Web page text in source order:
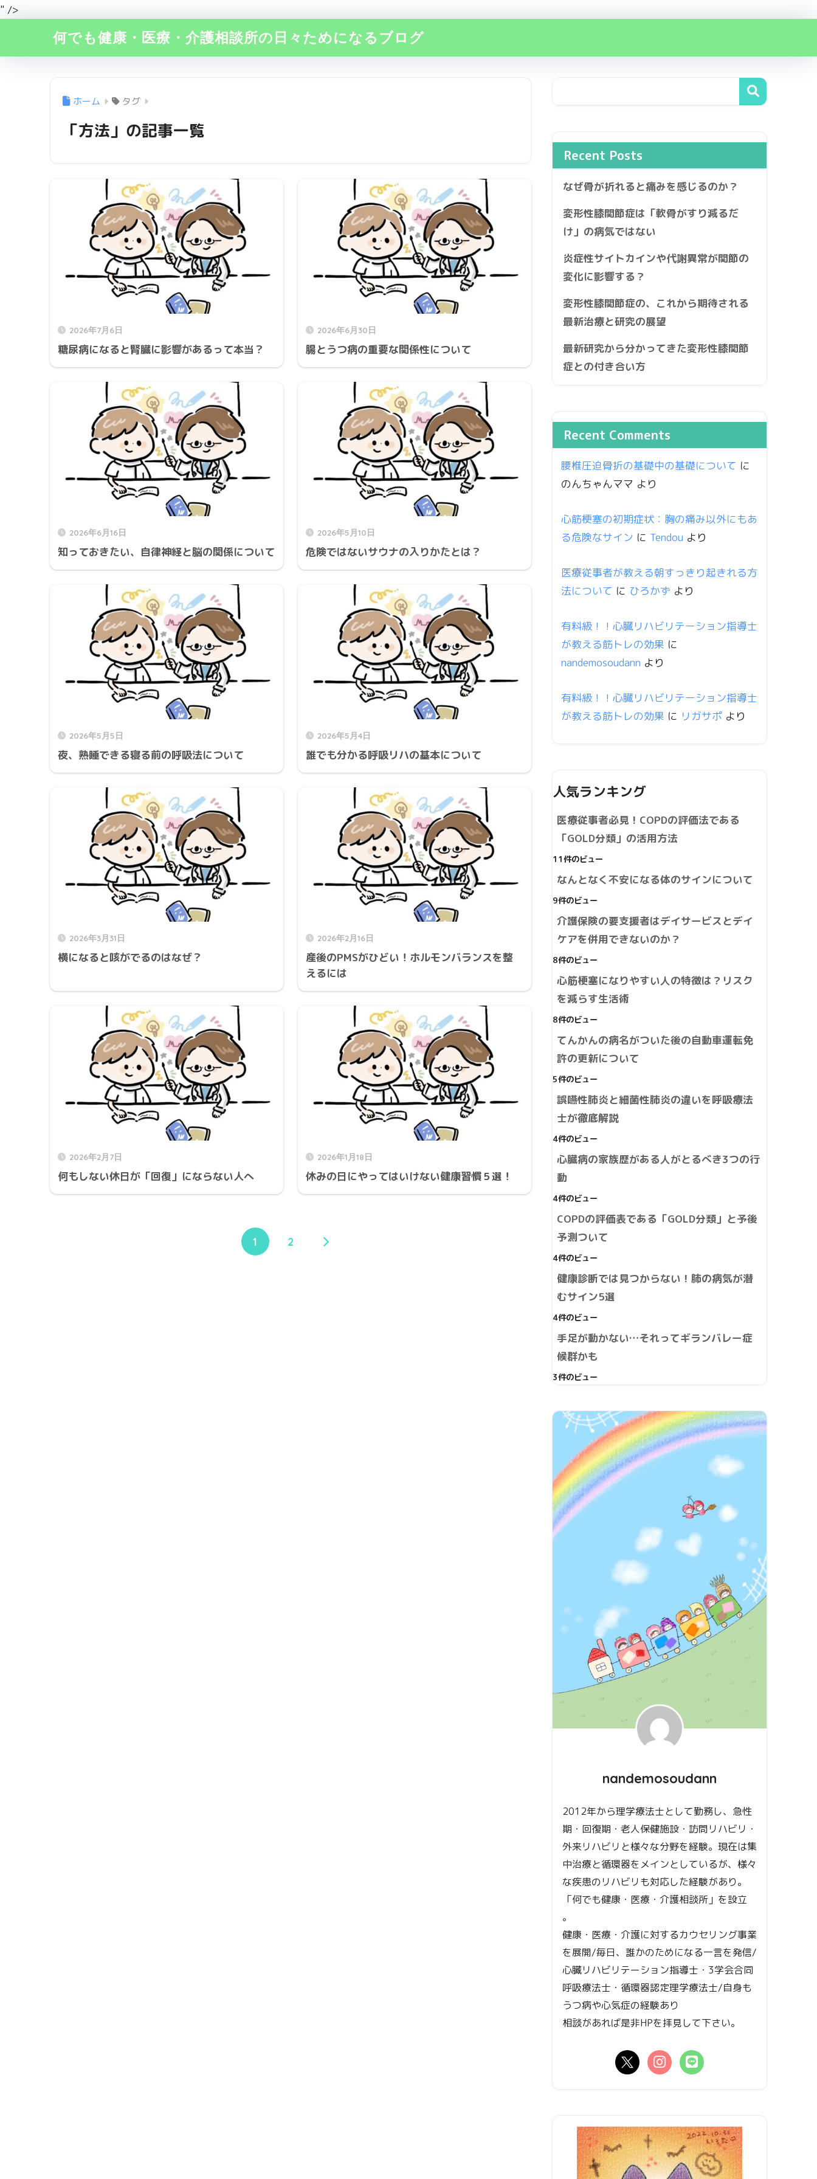
" />
何でも健康・医療・介護相談所の日々ためになるブログ
ホーム タグ
「方法」の記事一覧
2026年7月6日
糖尿病になると腎臓に影響があるって本当？
2026年6月30日
腸とうつ病の重要な関係性について
2026年6月16日
知っておきたい、自律神経と脳の関係について
2026年5月10日
危険ではないサウナの入りかたとは？
2026年5月5日
夜、熟睡できる寝る前の呼吸法について
2026年5月4日
誰でも分かる呼吸リハの基本について
2026年3月31日
横になると咳がでるのはなぜ？
2026年2月16日
産後のPMSがひどい！ホルモンバランスを整
えるには
2026年2月7日
何もしない休日が「回復」にならない人へ
2026年1月18日
休みの日にやってはいけない健康習慣５選！
1 2
Recent Posts
なぜ骨が折れると痛みを感じるのか？
変形性膝関節症は「軟骨がすり減るだ
け」の病気ではない
炎症性サイトカインや代謝異常が関節の
変化に影響する？
変形性膝関節症の、これから期待される
最新治療と研究の展望
最新研究から分かってきた変形性膝関節
症との付き合い方
Recent Comments
腰椎圧迫骨折の基礎中の基礎について に
のんちゃんママ より
心筋梗塞の初期症状：胸の痛み以外にもあ
る危険なサイン に Tendou より
医療従事者が教える朝すっきり起きれる方
法について に ひろかず より
有料級！！心臓リハビリテーション指導士
が教える筋トレの効果 に
nandemosoudann より
有料級！！心臓リハビリテーション指導士
が教える筋トレの効果 に リガサポ より
人気ランキング
医療従事者必見！COPDの評価法である
「GOLD分類」の活用方法
11件のビュー
なんとなく不安になる体のサインについて
9件のビュー
介護保険の要支援者はデイサービスとデイ
ケアを併用できないのか？
8件のビュー
心筋梗塞になりやすい人の特徴は？リスク
を減らす生活術
8件のビュー
てんかんの病名がついた後の自動車運転免
許の更新について
5件のビュー
誤嚥性肺炎と細菌性肺炎の違いを呼吸療法
士が徹底解説
4件のビュー
心臓病の家族歴がある人がとるべき3つの行
動
4件のビュー
COPDの評価表である「GOLD分類」と予後
予測ついて
4件のビュー
健康診断では見つからない！肺の病気が潜
むサイン5選
4件のビュー
手足が動かない…それってギランバレー症
候群かも
3件のビュー
nandemosoudann
2012年から理学療法士として勤務し、急性
期・回復期・老人保健施設・訪問リハビリ・
外来リハビリと様々な分野を経験。現在は集
中治療と循環器をメインとしているが、様々
な疾患のリハビリも対応した経験があり。
「何でも健康・医療・介護相談所」を設立
。
健康・医療・介護に対するカウセリング事業
を展開/毎日、誰かのためになる一言を発信/
心臓リハビリテーション指導士・3学会合同
呼吸療法士・循環器認定理学療法士/自身も
うつ病や心気症の経験あり
相談があれば是非HPを拝見して下さい。